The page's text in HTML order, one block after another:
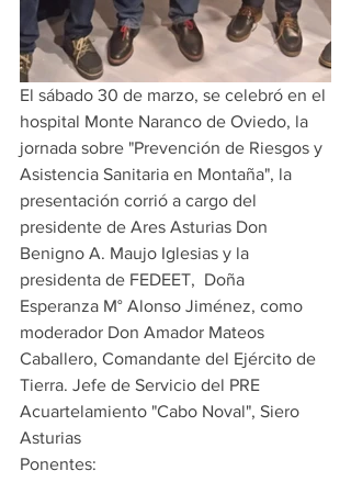
El sábado 30 de marzo, se celebró en el
hospital Monte Naranco de Oviedo, la
jornada sobre "Prevención de Riesgos y
Asistencia Sanitaria en Montaña", la
presentación corrió a cargo del
presidente de Ares Asturias Don
Benigno A. Maujo Iglesias y la
presidenta de FEDEET,  Doña
Esperanza M° Alonso Jiménez, como
moderador Don Amador Mateos
Caballero, Comandante del Ejército de
Tierra. Jefe de Servicio del PRE
Acuartelamiento "Cabo Noval", Siero
Asturias
Ponentes: